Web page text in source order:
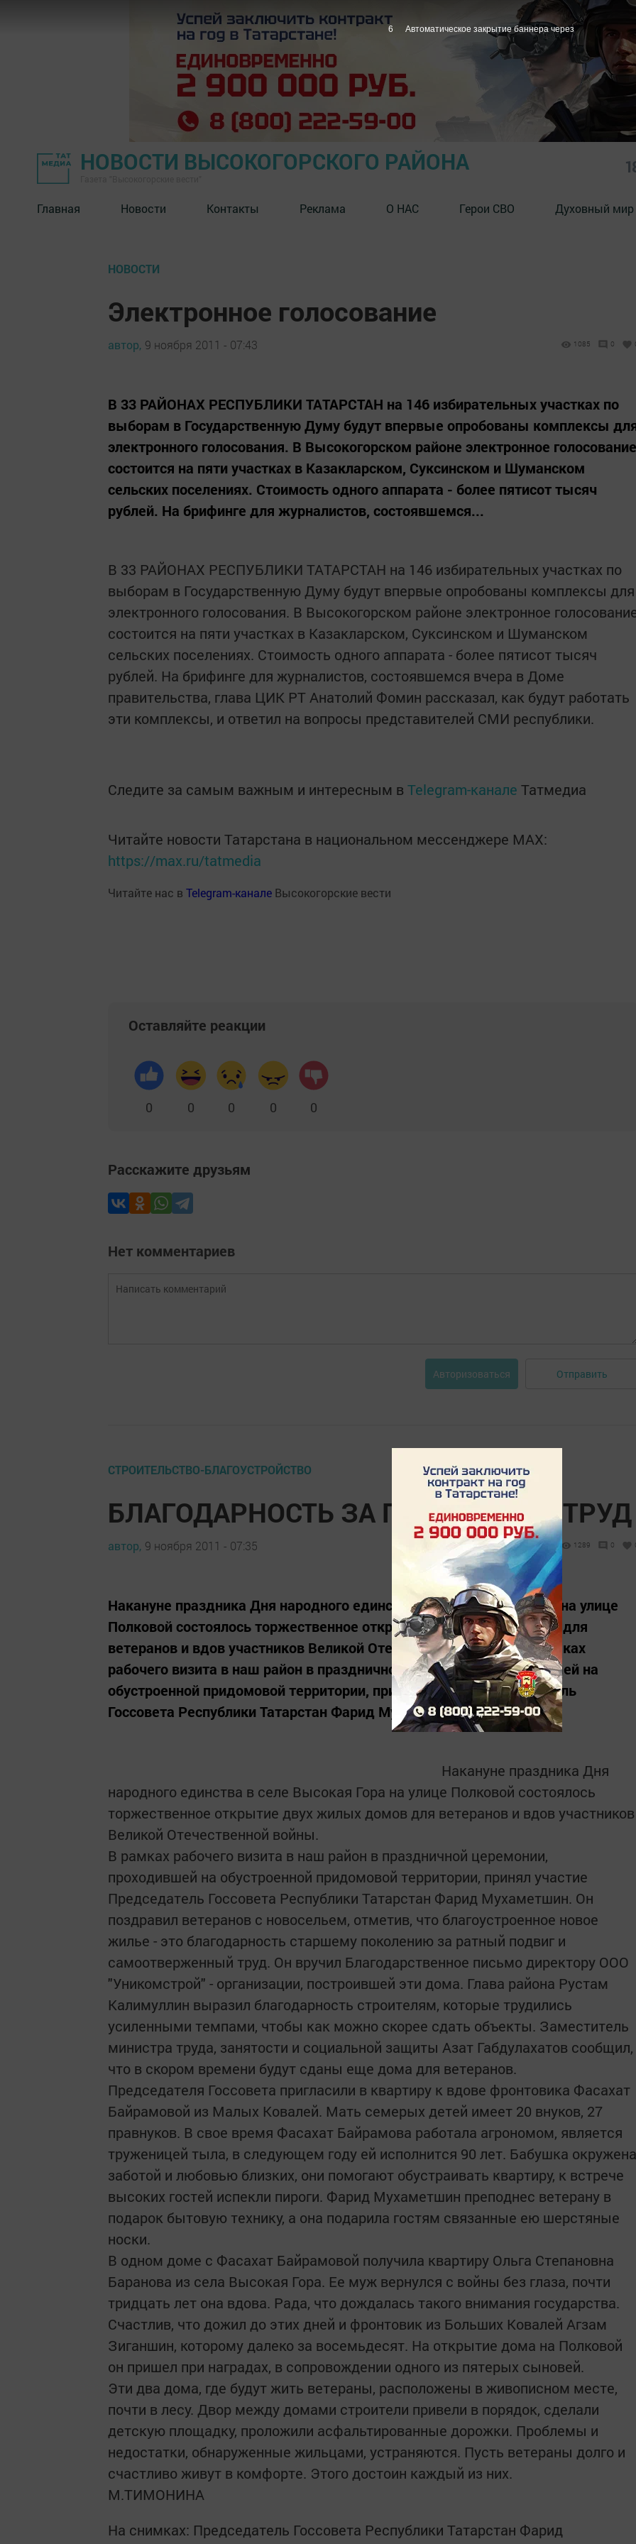
НОВОСТИ ВЫСОКОГОРСКОГО РАЙОНА
Главная Новости Контакты Реклама О НАС Герои СВО Духовный мир
НОВОСТИ
Электронное голосование
автор, 9 ноября 2011 - 07:43 1085 0
В 33 РАЙОНАХ РЕСПУБЛИКИ ТАТАРСТАН на 146 избирательных участках по
выборам в Государственную Думу будут впервые опробованы комплексы
электронного голосования. В Высокогорском районе электронное голосование
состоится на пяти участках в Казакларском, Суксинском и Шуманском
сельских поселениях. Стоимость одного аппарата - более пятисот тысяч
рублей. На брифинге для журналистов, состоявшемся...
В 33 РАЙОНАХ РЕСПУБЛИКИ ТАТАРСТАН на 146 избирательных участках по
выборам в Государственную Думу будут впервые опробованы комплексы для
электронного голосования. В Высокогорском районе электронное
состоится на пяти участках в Казакларском, Суксинском и Шуманском
сельских поселениях. Стоимость одного аппарата - более пятисот тысяч
рублей. На брифинге для журналистов, состоявшемся вчера в Доме
правительства, глава ЦИК РТ Анатолий Фомин рассказал, как будут работать
эти комплексы, и ответил на вопросы представителей СМИ республики.
Следите за самым важным и интересным в Telegram-канале Татмедиа
Читайте новости Татарстана в национальном мессенджере MАХ:
https://max.ru/tatmedia
Читайте нас в Telegram-канале Высокогорские вести
Оставляйте реакции
0 0 0 0 0
Расскажите друзьям
Нет комментариев
Авторизоваться Отправить
СТРОИТЕЛЬСТВО-БЛАГОУСТРОЙСТВО
БЛАГОДАРНОСТЬ ЗА ПОДВИГ И ЗА ТРУД
автор, 9 ноября 2011 - 07:35 1289 0
Накануне праздника Дня народного единства в селе Высокая Гора на улице
Полковой состоялось торжественное открытие двух жилых домов для
ветеранов и вдов участников Великой Отечественной войны. В рамках
рабочего визита в наш район в праздничной церемонии, проходившей на
обустроенной придомовой территории, принял участие Председатель
Госсовета Республики Татарстан Фарид Мухаметшин. Он...
Накануне праздника Дня
народного единства в селе Высокая Гора на улице Полковой состоялось
торжественное открытие двух жилых домов для ветеранов и вдов участников
Великой Отечественной войны.
В рамках рабочего визита в наш район в праздничной церемонии,
проходившей на обустроенной придомовой территории, принял участие
Председатель Госсовета Республики Татарстан Фарид Мухаметшин. Он
поздравил ветеранов с новосельем, отметив, что благоустроенное новое
жилье - это благодарность старшему поколению за ратный подвиг и
самоотверженный труд. Он вручил Благодарственное письмо директору ООО
"Уникомстрой" - организации, построившей эти дома. Глава района Рустам
Калимуллин выразил благодарность строителям, которые трудились
усиленными темпами, чтобы как можно скорее сдать объекты. Заместитель
министра труда, занятости и социальной защиты Азат Габдулахатов сообщил,
что в скором времени будут сданы еще дома для ветеранов.
Председателя Госсовета пригласили в квартиру к вдове фронтовика Фасахат
Байрамовой из Малых Ковалей. Мать семерых детей имеет 20 внуков, 27
правнуков. В свое время Фасахат Байрамова работала агрономом, является
труженицей тыла, в следующем году ей исполнится 90 лет. Бабушка окружена
заботой и любовью близких, они помогают обустраивать квартиру, к встрече
высоких гостей испекли пироги. Фарид Мухаметшин преподнес ветерану в
подарок бытовую технику, а она подарила гостям связанные ею шерстяные
носки.
В одном доме с Фасахат Байрамовой получила квартиру Ольга Степановна
Баранова из села Высокая Гора. Ее муж вернулся с войны без глаза, почти
тридцать лет она вдова. Рада, что дождалась такого внимания государства.
Счастлив, что дожил до этих дней и фронтовик из Больших Ковалей Агзам
Зиганшин, которому далеко за восемьдесят. На открытие дома на Полковой
он пришел при наградах, в сопровождении одного из пятерых сыновей.
Эти два дома, где будут жить ветераны, расположены в живописном месте,
почти в лесу. Двор между домами строители привели в порядок, сделали
детскую площадку, проложили асфальтированные дорожки. Проблемы и
недостатки, обнаруженные жильцами, устраняются. Пусть ветераны долго и
счастливо живут в комфорте. Этого достоин каждый из них.
М.ТИМОНИНА
На снимках: Председатель Госсовета Республики Татарстан Фарид
5 Автоматическое закрытие баннера через